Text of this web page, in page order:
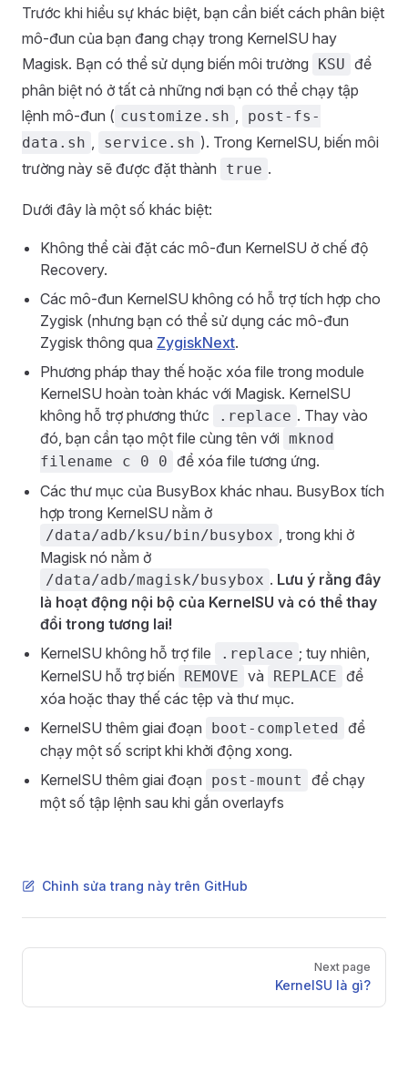
Trước khi hiểu sự khác biệt, bạn cần biết cách phân biệt
mô-đun của bạn đang chạy trong KernelSU hay
Magisk. Bạn có thể sử dụng biến môi trường
KSU để
phân biệt nó ở tất cả những nơi bạn có thể chạy tập
lệnh mô-đun ( customize.sh ,
post-fs-
data.sh , service.sh ). Trong KernelSU, biến môi
trường này sẽ được đặt thành
true .
Dưới đây là một số khác biệt:
Không thể cài đặt các mô-đun KernelSU ở chế độ
Recovery.
Các mô-đun KernelSU không có hỗ trợ tích hợp cho
Zygisk (nhưng bạn có thể sử dụng các mô-đun
Zygisk thông qua ZygiskNext.
Phương pháp thay thế hoặc xóa file trong module
KernelSU hoàn toàn khác với Magisk. KernelSU
không hỗ trợ phương thức
.replace . Thay vào
đó, bạn cần tạo một file cùng tên với mknod
filename c 0 0 để xóa file tương ứng.
Các thư mục của BusyBox khác nhau. BusyBox tích
hợp trong KernelSU nằm ở
/data/adb/ksu/bin/busybox , trong khi ở
Magisk nó nằm ở
/data/adb/magisk/busybox . Lưu ý rằng đây
là hoạt động nội bộ của KernelSU và có thể thay
đổi trong tương lai!
KernelSU không hỗ trợ file
.replace ; tuy nhiên,
KernelSU hỗ trợ biến
REMOVE và REPLACE để
xóa hoặc thay thế các tệp và thư mục.
KernelSU thêm giai đoạn
boot-completed để
chạy một số script khi khởi động xong.
KernelSU thêm giai đoạn
post-mount
để chạy
một số tập lệnh sau khi gắn overlayfs
Chỉnh sửa trang này trên GitHub
Pager
Next page
KernelSU là gì?